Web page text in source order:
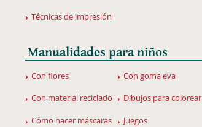
Técnicas de impresión
Manualidades para niños
Con flores Con goma eva
Con material reciclado Dibujos para colorear
Cómo hacer máscaras Juegos